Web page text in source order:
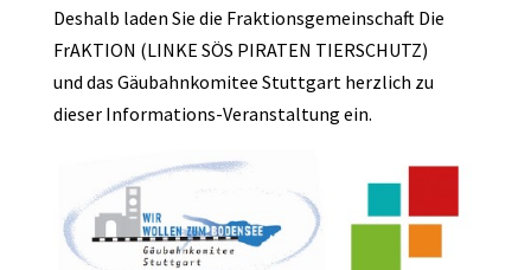
Deshalb laden Sie die Fraktionsgemeinschaft Die
FrAKTION (LINKE SÖS PIRATEN TIERSCHUTZ)
und das Gäubahnkomitee Stuttgart herzlich zu
dieser Informations-Veranstaltung ein.